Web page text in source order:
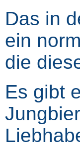
Das in
ein
die
Es gibt